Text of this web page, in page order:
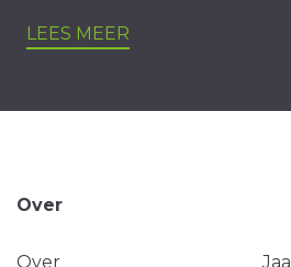
LEES MEER
Over
Over